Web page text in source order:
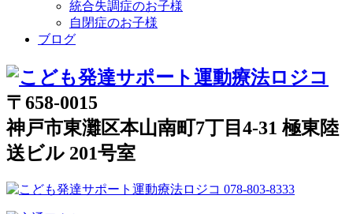
統合失調症のお子様
自閉症のお子様
ブログ
〒658-0015
神戸市東灘区本山南町7丁目4-31 極東陸
送ビル 201号室